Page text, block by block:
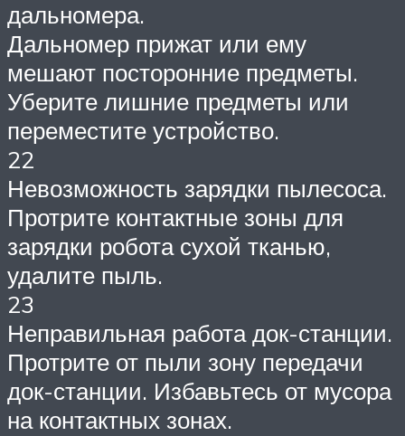
дальномера.
Дальномер прижат или ему
мешают посторонние предметы.
Уберите лишние предметы или
переместите устройство.
22
Невозможность зарядки пылесоса.
Протрите контактные зоны для
зарядки робота сухой тканью,
удалите пыль.
23
Неправильная работа док-станции.
Протрите от пыли зону передачи
док-станции. Избавьтесь от мусора
на контактных зонах.